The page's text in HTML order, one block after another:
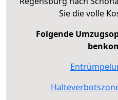
Sie die volle
Folgende